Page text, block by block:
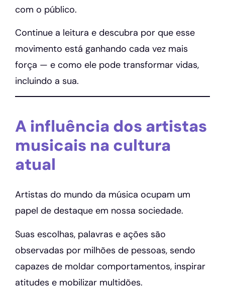
com o público.
Continue a leitura e descubra por que esse
movimento está ganhando cada vez mais
força — e como ele pode transformar vidas,
incluindo a sua.
A influência dos artistas
musicais na cultura
atual
Artistas do mundo da música ocupam um
papel de destaque em nossa sociedade.
Suas escolhas, palavras e ações são
observadas por milhões de pessoas, sendo
capazes de moldar comportamentos, inspirar
atitudes e mobilizar multidões.